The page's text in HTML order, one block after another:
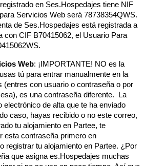
en Ses.Hospedajes tiene NIF
Servicios Web será 78738354QWS.
de Ses.Hospedajes está registrada a
con CIF B70415062, el Usuario Para
Web: ¡IMPORTANTE! NO es la
tú para entrar manualmente en la
(entres con usuario o contraseña o por
es una contraseña diferente.  La
electrónico de alta que te ha enviado
caso, hayas recibido o no este correo,
tu alojamiento en Partee, te
esta contraseña primero en
registrar tu alojamiento en Partee. ¿Por
que asigna es.Hospedajes muchas